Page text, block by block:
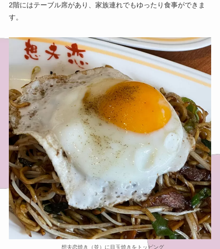
2階にはテーブル席があり、家族連れでもゆったり食事ができま
す。
想夫恋焼き（並）に目玉焼きをトッピング